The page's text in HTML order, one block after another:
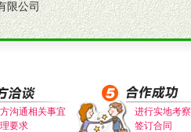
持。（包括POP、彩页、手提袋、易
场的趋势与流行。
限公司
沟通相关事宜
要求
进行实地考察
签订合同